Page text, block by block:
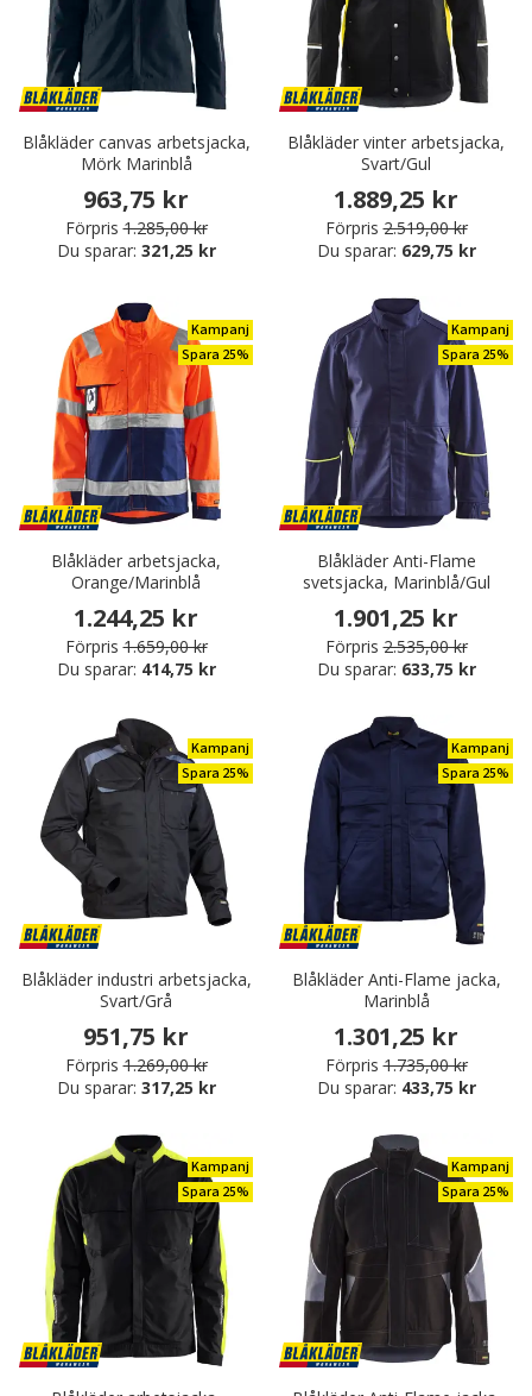
Blåkläder canvas arbetsjacka,
Mörk Marinblå
963,75 kr
Förpris 1.285,00 kr
Du sparar: 321,25 kr
Blåkläder vinter arbetsjacka,
Svart/Gul
1.889,25 kr
Förpris 2.519,00 kr
Du sparar: 629,75 kr
Kampanj
Spara 25%
Blåkläder arbetsjacka,
Orange/Marinblå
1.244,25 kr
Förpris 1.659,00 kr
Du sparar: 414,75 kr
Kampanj
Spara 25%
Blåkläder Anti-Flame
svetsjacka, Marinblå/Gul
1.901,25 kr
Förpris 2.535,00 kr
Du sparar: 633,75 kr
Kampanj
Spara 25%
Blåkläder industri arbetsjacka,
Svart/Grå
951,75 kr
Förpris 1.269,00 kr
Du sparar: 317,25 kr
Kampanj
Spara 25%
Blåkläder Anti-Flame jacka,
Marinblå
1.301,25 kr
Förpris 1.735,00 kr
Du sparar: 433,75 kr
Kampanj
Spara 25%
Kampanj
Spara 25%